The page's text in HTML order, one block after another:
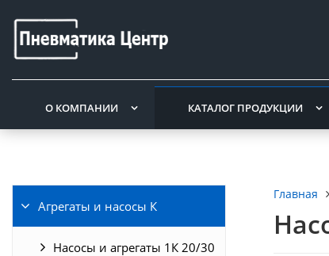
О КОМПАНИИ КАТАЛОГ ПРОДУКЦИИ
Агрегаты и насосы К
Насосы и агрегаты 1К 20/30
Главная